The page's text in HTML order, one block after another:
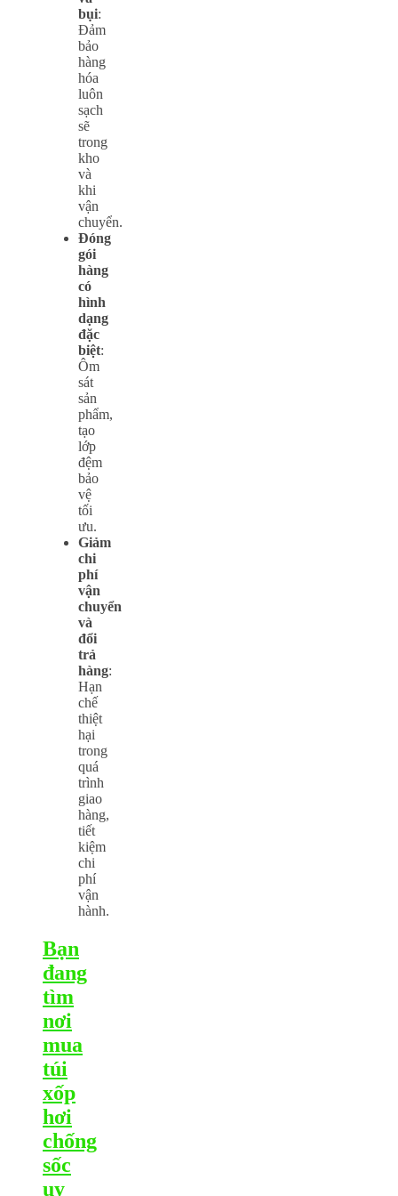
bụi:
Đảm
bảo
hàng
hóa
luôn
sạch
sẽ
trong
kho
và
khi
vận
chuyển.
Đóng
gói
hàng
có
hình
dạng
đặc
biệt:
Ôm
sát
sản
phẩm,
tạo
lớp
đệm
bảo
vệ
tối
ưu.
Giảm
chi
phí
vận
chuyển
và
đổi
trả
hàng:
Hạn
chế
thiệt
hại
trong
quá
trình
giao
hàng,
tiết
kiệm
chi
phí
vận
hành.
Bạn
đang
tìm
nơi
mua
túi
xốp
hơi
chống
sốc
uy